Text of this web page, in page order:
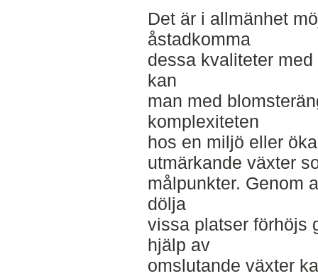
Det är i allmänhet
åstadkomma
dessa kvaliteter
kan
man med
komplexiteten
hos en miljö eller
utmärkande växter
målpunkter. Genom
dölja
vissa platser förhöjs
hjälp av
omslutande växter